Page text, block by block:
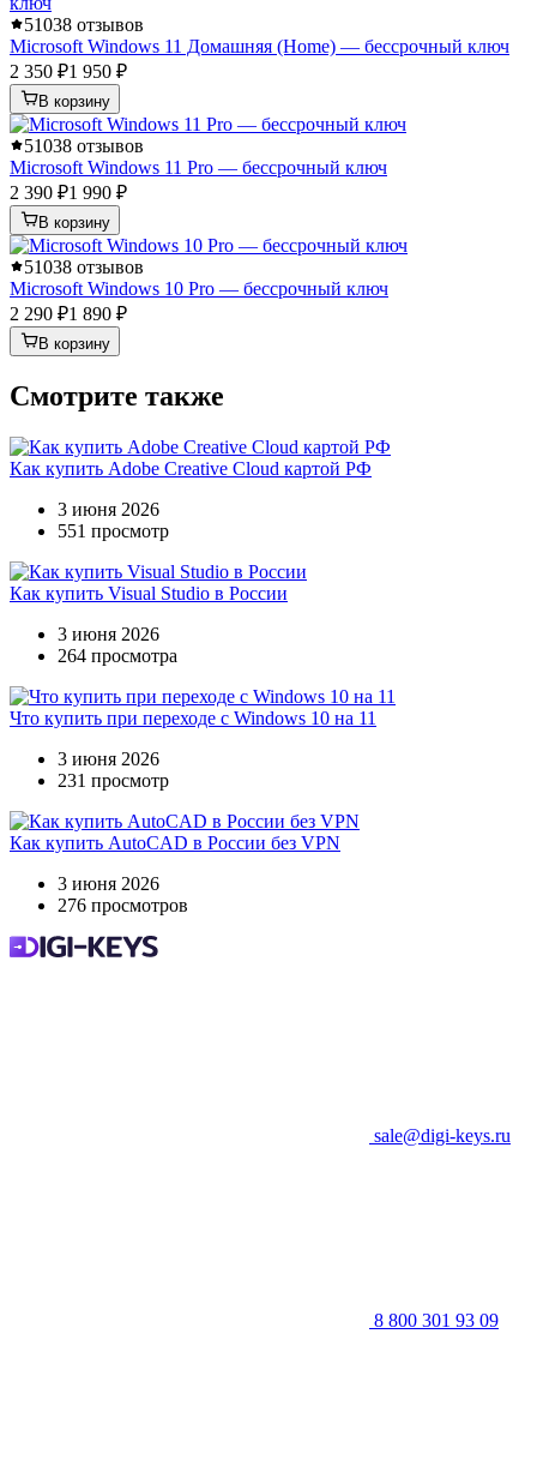
51038 отзывов
Microsoft Windows 11 Домашняя (Home) — бессрочный ключ
2 350 ₽1 950 ₽
В корзину
51038 отзывов
Microsoft Windows 11 Pro — бессрочный ключ
2 390 ₽1 990 ₽
В корзину
51038 отзывов
Microsoft Windows 10 Pro — бессрочный ключ
2 290 ₽1 890 ₽
В корзину
Смотрите также
Как купить Adobe Creative Cloud картой РФ
3 июня 2026
551 просмотр
Как купить Visual Studio в России
3 июня 2026
264 просмотра
Что купить при переходе с Windows 10 на 11
3 июня 2026
231 просмотр
Как купить AutoCAD в России без VPN
3 июня 2026
276 просмотров
sale@digi-keys.ru
8 800 301 93 09